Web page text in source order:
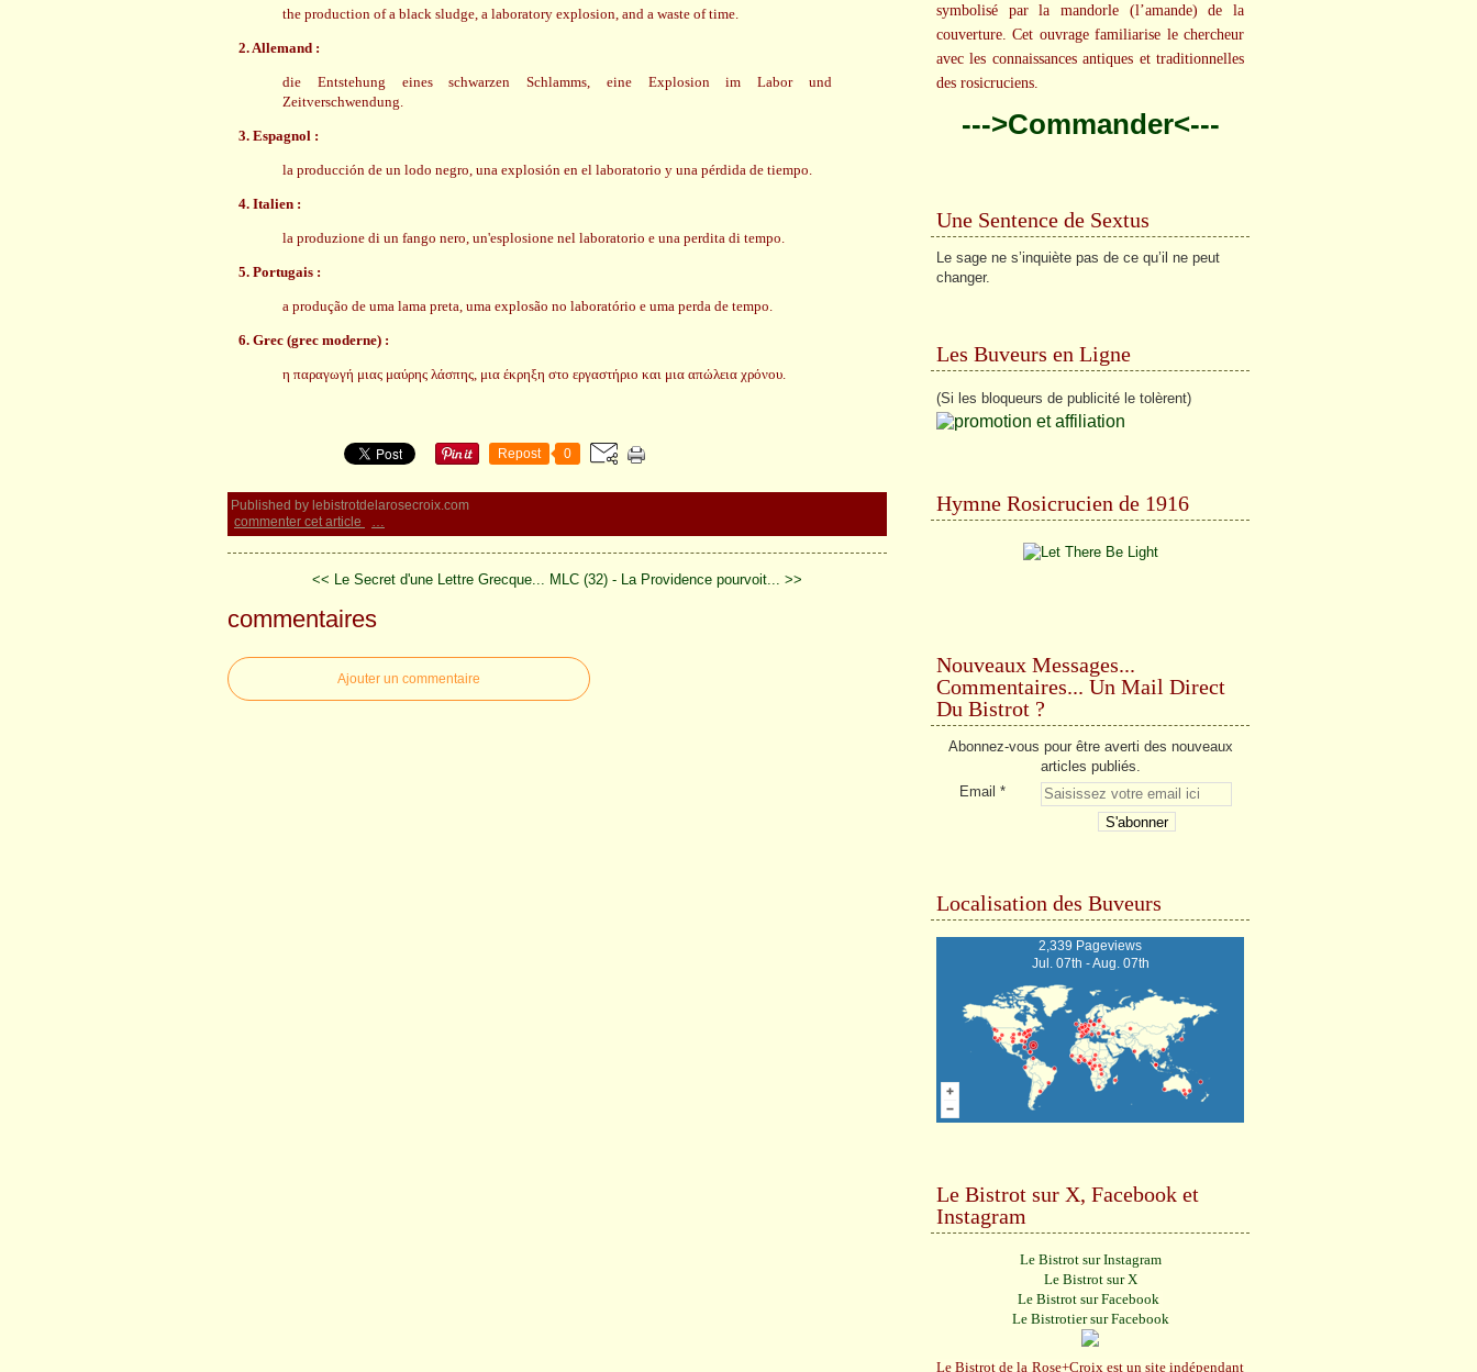
the production of a black sludge, a laboratory explosion, and a waste of time.
2. Allemand :
die Entstehung eines schwarzen Schlamms, eine Explosion im Labor und
Zeitverschwendung.
3. Espagnol :
la producción de un lodo negro, una explosión en el laboratorio y una pérdida de tiempo.
4. Italien :
la produzione di un fango nero, un'esplosione nel laboratorio e una perdita di tempo.
5. Portugais :
a produção de uma lama preta, uma explosão no laboratório e uma perda de tempo.
6. Grec (grec moderne) :
η παραγωγή μιας μαύρης λάσπης, μια έκρηξη στο εργαστήριο και μια απώλεια χρόνου.
Repost 0
Published by lebistrotdelarosecroix.com
commenter cet article
…
<< Le Secret d'une Lettre Grecque... MLC (32) - La Providence pourvoit... >>
commentaires
Ajouter un commentaire
symbolisé par la mandorle (l’amande) de la
couverture. Cet ouvrage familiarise le chercheur
avec les connaissances antiques et traditionnelles
des rosicruciens.
--->Commander<---
Une Sentence de Sextus
Le sage ne s’inquiète pas de ce qu’il ne peut
changer.
Les Buveurs en Ligne
(Si les bloqueurs de publicité le tolèrent)
Hymne Rosicrucien de 1916
Nouveaux Messages...
Commentaires... Un Mail Direct
Du Bistrot ?
Abonnez-vous pour être averti des nouveaux
articles publiés.
Email
Localisation des Buveurs
2,339 Pageviews
Jul. 07th - Aug. 07th
Le Bistrot sur X, Facebook et
Instagram
Le Bistrot sur Instagram
Le Bistrot sur X
Le Bistrot sur Facebook
Le Bistrotier sur Facebook
Le Bistrot de la Rose+Croix est un site indépendant